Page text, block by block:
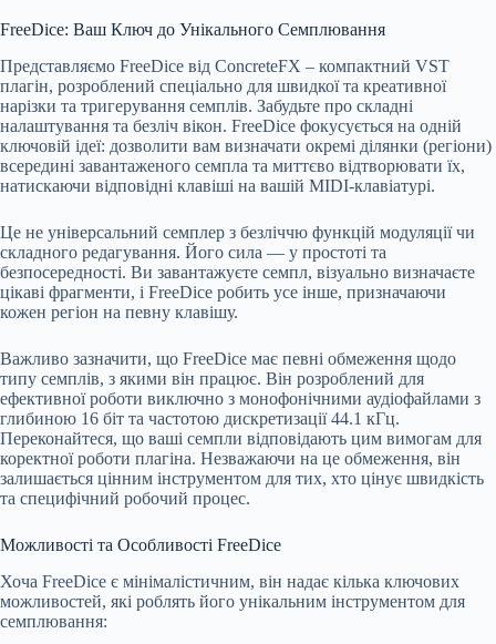
FreeDice: Ваш Ключ до Унікального Семплювання
Представляємо FreeDice від ConcreteFX – компактний VST
плагін, розроблений спеціально для швидкої та креативної
нарізки та тригерування семплів. Забудьте про складні
налаштування та безліч вікон. FreeDice фокусується на одній
ключовій ідеї: дозволити вам визначати окремі ділянки (регіони)
всередині завантаженого семпла та миттєво відтворювати їх,
натискаючи відповідні клавіші на вашій MIDI-клавіатурі.
Це не універсальний семплер з безліччю функцій модуляції чи
складного редагування. Його сила — у простоті та
безпосередності. Ви завантажуєте семпл, візуально визначаєте
цікаві фрагменти, і FreeDice робить усе інше, призначаючи
кожен регіон на певну клавішу.
Важливо зазначити, що FreeDice має певні обмеження щодо
типу семплів, з якими він працює. Він розроблений для
ефективної роботи виключно з монофонічними аудіофайлами з
глибиною 16 біт та частотою дискретизації 44.1 кГц.
Переконайтеся, що ваші семпли відповідають цим вимогам для
коректної роботи плагіна. Незважаючи на це обмеження, він
залишається цінним інструментом для тих, хто цінує швидкість
та специфічний робочий процес.
Можливості та Особливості FreeDice
Хоча FreeDice є мінімалістичним, він надає кілька ключових
можливостей, які роблять його унікальним інструментом для
семплювання: